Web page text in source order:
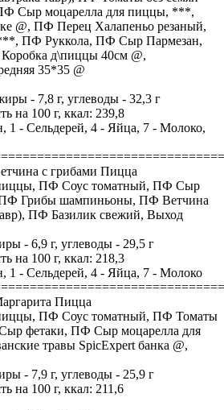
Сыр моцарелла для пиццы, ***,
@, ПФ Перец Халапеньо резаный,
ПФ Руккола, ПФ Сыр Пармезан,
д\пиццы 40см @,
35*35 @
- 7,8 г, углеводы - 32,3 г
на 100 г, ккал: 239,8
1 - Сельдерей, 4 - Яйца, 7 - Молоко,
с грибами Пицца
ПФ Соус томатный, ПФ Сыр
ПФ Грибы шампиньоны, ПФ Ветчина
ПФ Базилик свежий, Выход
- 6,9 г, углеводы - 29,5 г
на 100 г, ккал: 218,3
1 - Сельдерей, 4 - Яйца, 7 - Молоко
Пицца
ПФ Соус томатный, ПФ Томаты
фетаки, ПФ Сыр моцарелла для
травы SpicExpert банка @,
- 7,9 г, углеводы - 25,9 г
на 100 г, ккал: 211,6